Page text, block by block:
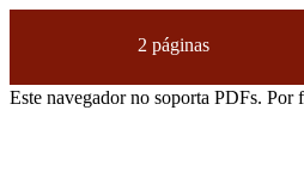
2 páginas
Este navegador no soporta PDFs. Por